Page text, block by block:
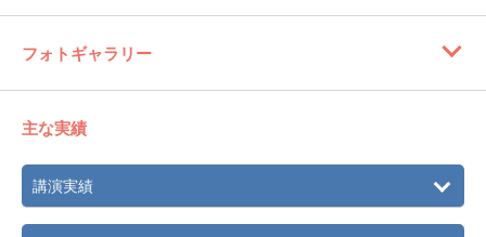
フォトギャラリー
主な実績
講演実績